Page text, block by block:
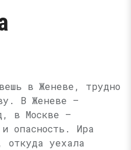
в Женеве, трудно
В Женеве —
в Москве —
и опасность. Ира
откуда уехала